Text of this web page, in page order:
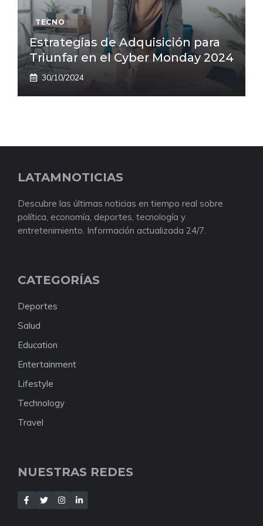
TECNO
Estrategias de Adquisición para
Triunfar en el Cyber Monday 2024
30/10/2024
LATAMNOTICIAS
Descubre las últimas noticias en tiempo real sobre
política, economía, deportes, tecnología y
entretenimiento. Información actualizada 24/7.
CATEGORÍAS
Deportes
Salud
Education
Entertainment
Lifestyle
Technology
Travel
NUESTRAS REDES